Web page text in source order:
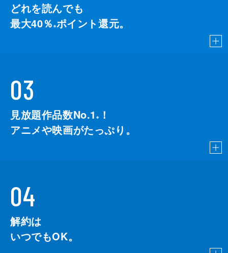
どれを読んでも
最大40％ ※ポイント還元。
03
見放題作品数No.1 ※
！
アニメや映画がたっぷり。
04
解約は
いつでもOK。